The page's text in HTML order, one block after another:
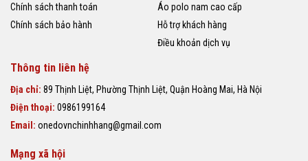
Chính sách thanh toán
Chính sách bảo hành
Áo polo nam cao cấp
Hỗ trợ khách hàng
Điều khoản dịch vụ
Thông tin liên hệ
Địa chỉ: 89 Thịnh Liệt, Phường Thịnh Liệt, Quận Hoàng Mai, Hà Nội
Điện thoại: 0986199164
Email: onedovnchinhhang@gmail.com
Mạng xã hội